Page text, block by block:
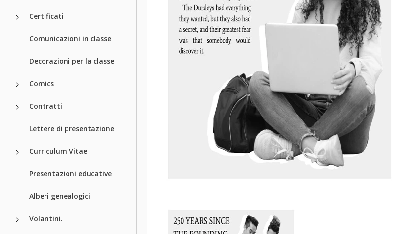
Certificati
Comunicazioni in classe
Decorazioni per la classe
Comics
Contratti
Lettere di presentazione
Curriculum Vitae
Presentazioni educative
Alberi genealogici
Volantini.